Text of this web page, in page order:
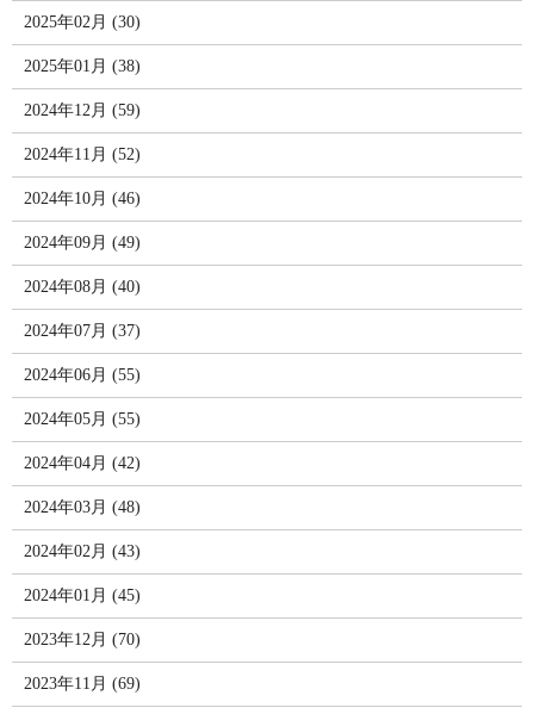
2025年02月 (30)
2025年01月 (38)
2024年12月 (59)
2024年11月 (52)
2024年10月 (46)
2024年09月 (49)
2024年08月 (40)
2024年07月 (37)
2024年06月 (55)
2024年05月 (55)
2024年04月 (42)
2024年03月 (48)
2024年02月 (43)
2024年01月 (45)
2023年12月 (70)
2023年11月 (69)